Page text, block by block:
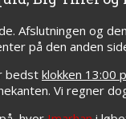
Afslutningen og
på den anden
bedstklokken 13:00
Vi regner